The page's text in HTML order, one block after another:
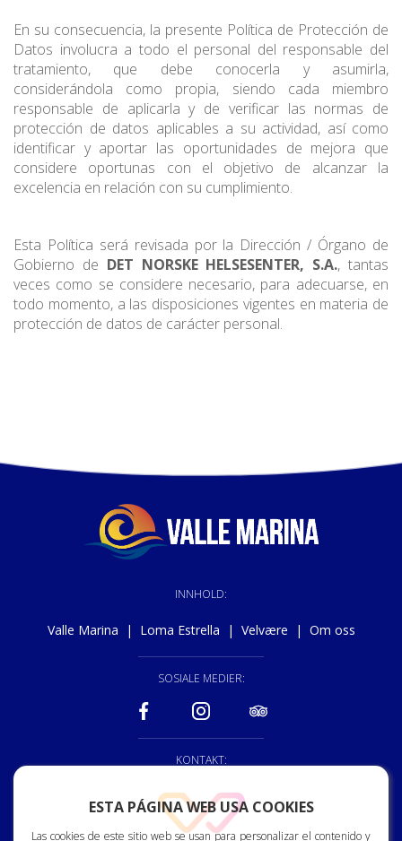
ESTA PÁGINA WEB USA COOKIES
Las cookies de este sitio web se usan para personalizar el contenido y
En su consecuencia, la presente Política de Protección de
Datos involucra a todo el personal del responsable del
tratamiento, que debe conocerla y asumirla,
considerándola como propia, siendo cada miembro
responsable de aplicarla y de verificar las normas de
protección de datos aplicables a su actividad, así como
identificar y aportar las oportunidades de mejora que
considere oportunas con el objetivo de alcanzar la
excelencia en relación con su cumplimiento.
Esta Política será revisada por la Dirección / Órgano de
Gobierno de DET NORSKE HELSESENTER, S.A., tantas
veces como se considere necesario, para adecuarse, en
todo momento, a las disposiciones vigentes en materia de
protección de datos de carácter personal.
INNHOLD:
Valle Marina | Loma Estrella | Velvære | Om oss
SOSIALE MEDIER:
KONTAKT:
928 150 222
recepcion@vallemarina.es